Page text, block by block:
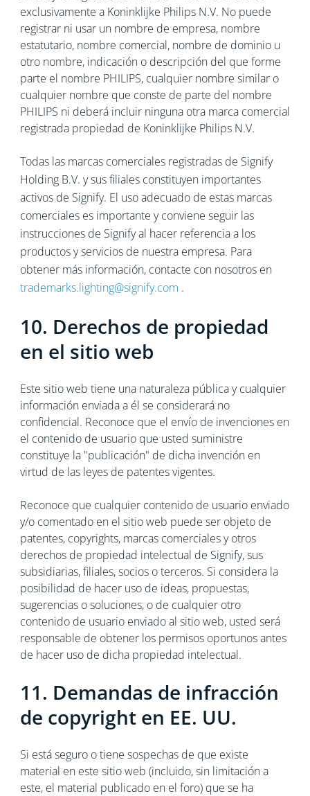
exclusivamente a Koninklijke Philips N.V. No puede
registrar ni usar un nombre de empresa, nombre
estatutario, nombre comercial, nombre de dominio u
otro nombre, indicación o descripción del que forme
parte el nombre PHILIPS, cualquier nombre similar o
cualquier nombre que conste de parte del nombre
PHILIPS ni deberá incluir ninguna otra marca comercial
registrada propiedad de Koninklijke Philips N.V.
Todas las marcas comerciales registradas de Signify
Holding B.V. y sus filiales constituyen importantes
activos de Signify. El uso adecuado de estas marcas
comerciales es importante y conviene seguir las
instrucciones de Signify al hacer referencia a los
productos y servicios de nuestra empresa. Para
obtener más información, contacte con nosotros en
trademarks.lighting@signify.com .
10. Derechos de propiedad
en el sitio web
Este sitio web tiene una naturaleza pública y cualquier
información enviada a él se considerará no
confidencial. Reconoce que el envío de invenciones en
el contenido de usuario que usted suministre
constituye la "publicación" de dicha invención en
virtud de las leyes de patentes vigentes.
Reconoce que cualquier contenido de usuario enviado
y/o comentado en el sitio web puede ser objeto de
patentes, copyrights, marcas comerciales y otros
derechos de propiedad intelectual de Signify, sus
subsidiarias, filiales, socios o terceros. Si considera la
posibilidad de hacer uso de ideas, propuestas,
sugerencias o soluciones, o de cualquier otro
contenido de usuario enviado al sitio web, usted será
responsable de obtener los permisos oportunos antes
de hacer uso de dicha propiedad intelectual.
11. Demandas de infracción
de copyright en EE. UU.
Si está seguro o tiene sospechas de que existe
material en este sitio web (incluido, sin limitación a
este, el material publicado en el foro) que se ha